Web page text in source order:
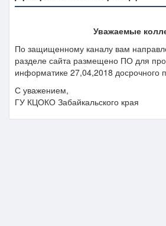
Уважаемые
По защищенному каналу вам
разделе сайта размещено ПО для
информатике 27,04,2018 досрочного
С уважением,
ГУ КЦОКО Забайкальского края